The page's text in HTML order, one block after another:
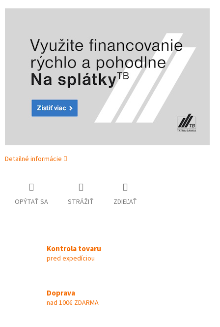
Detailné informácie
OPÝTAŤ SA STRÁŽIŤ ZDIEĽAŤ
Kontrola tovaru
pred expedíciou
Doprava
nad 100€ ZDARMA